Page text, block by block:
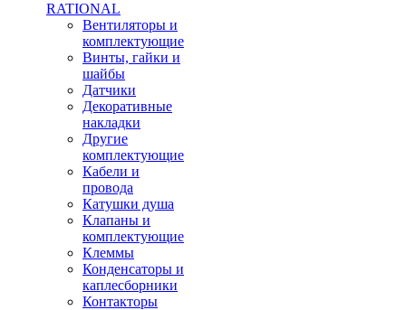
RATIONAL
Вентиляторы и
комплектующие
Винты, гайки и
шайбы
Датчики
Декоративные
накладки
Другие
комплектующие
Кабели и
провода
Катушки душа
Клапаны и
комплектующие
Клеммы
Конденсаторы и
каплесборники
Контакторы